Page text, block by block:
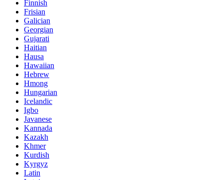
Finnish
Frisian
Galician
Georgian
Gujarati
Haitian
Hausa
Hawaiian
Hebrew
Hmong
Hungarian
Icelandic
Igbo
Javanese
Kannada
Kazakh
Khmer
Kurdish
Kyrgyz
Latin